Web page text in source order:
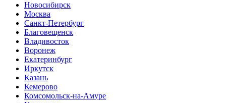
Новосибирск
Москва
Санкт-Петербург
Благовещенск
Владивосток
Воронеж
Екатеринбург
Иркутск
Казань
Кемерово
Комсомольск-на-Амуре